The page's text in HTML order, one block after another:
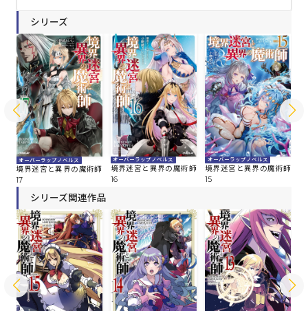
シリーズ
オーバーラップノベルス
境界迷宮と異界の魔術師
17
オーバーラップノベルス
境界迷宮と異界の魔術師
16
オーバーラップノベルス
境界迷宮と異界の魔術師
15
シリーズ関連作品